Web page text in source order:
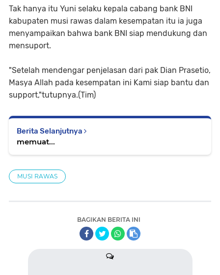
Tak hanya itu Yuni selaku kepala cabang bank BNI
kabupaten musi rawas dalam kesempatan itu ia juga
menyampaikan bahwa bank BNI siap mendukung dan
mensuport.
"Setelah mendengar penjelasan dari pak Dian Prasetio,
Masya Allah pada kesempatan ini Kami siap bantu dan
support,"tutupnya.(Tim)
Berita Selanjutnya
memuat...
MUSI RAWAS
BAGIKAN BERITA INI